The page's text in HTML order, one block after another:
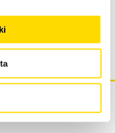
be here!